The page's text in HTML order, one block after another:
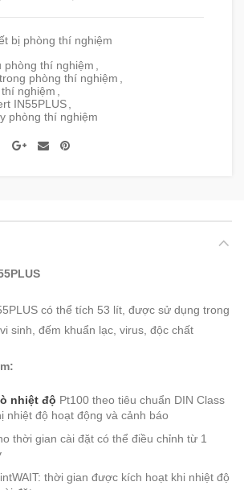
bị phòng thí nghiệm
phòng thí nghiệm ,
phòng thí nghiệm ,
nghiệm ,
IN55PLUS,
phòng thí nghiệm
có thể tích 53 lít, được sử dụng trong
sinh, đếm khuẩn lạc, virus, độc chất
nhiệt độ Pt100 theo tiêu chuẩn DIN Class
nhiệt độ hoạt động và cảnh báo
thời gian cài đặt có thể điều chỉnh từ 1
thời gian được kích hoạt khi nhiệt độ